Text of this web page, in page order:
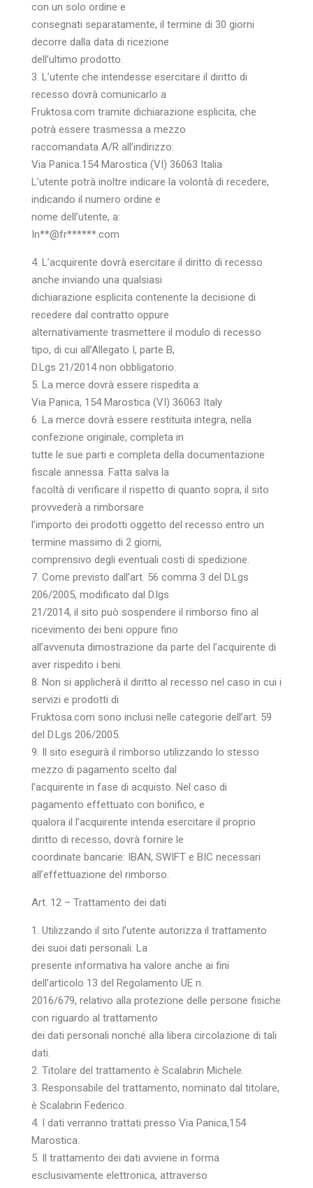
con un solo ordine e
consegnati separatamente, il termine di 30 giorni
decorre dalla data di ricezione
dell’ultimo prodotto.
3. L’utente che intendesse esercitare il diritto di
recesso dovrà comunicarlo a
Fruktosa.com tramite dichiarazione esplicita, che
potrà essere trasmessa a mezzo
raccomandata A/R all’indirizzo:
Via Panica.154 Marostica (VI) 36063 Italia
L’utente potrà inoltre indicare la volontà di recedere,
indicando il numero ordine e
nome dell’utente, a:
In**@fr******.com
4. L’acquirente dovrà esercitare il diritto di recesso
anche inviando una qualsiasi
dichiarazione esplicita contenente la decisione di
recedere dal contratto oppure
alternativamente trasmettere il modulo di recesso
tipo, di cui all’Allegato I, parte B,
D.Lgs 21/2014 non obbligatorio.
5. La merce dovrà essere rispedita a:
Via Panica, 154 Marostica (VI) 36063 Italy
6. La merce dovrà essere restituita integra, nella
confezione originale, completa in
tutte le sue parti e completa della documentazione
fiscale annessa. Fatta salva la
facoltà di verificare il rispetto di quanto sopra, il sito
provvederà a rimborsare
l’importo dei prodotti oggetto del recesso entro un
termine massimo di 2 giorni,
comprensivo degli eventuali costi di spedizione.
7. Come previsto dall’art. 56 comma 3 del D.Lgs
206/2005, modificato dal D.lgs
21/2014, il sito può sospendere il rimborso fino al
ricevimento dei beni oppure fino
all’avvenuta dimostrazione da parte del l’acquirente di
aver rispedito i beni.
8. Non si applicherà il diritto al recesso nel caso in cui i
servizi e prodotti di
Fruktosa.com sono inclusi nelle categorie dell’art. 59
del D.Lgs 206/2005.
9. Il sito eseguirà il rimborso utilizzando lo stesso
mezzo di pagamento scelto dal
l’acquirente in fase di acquisto. Nel caso di
pagamento effettuato con bonifico, e
qualora il l’acquirente intenda esercitare il proprio
diritto di recesso, dovrà fornire le
coordinate bancarie: IBAN, SWIFT e BIC necessari
all’effettuazione del rimborso.
Art. 12 – Trattamento dei dati
1. Utilizzando il sito l’utente autorizza il trattamento
dei suoi dati personali. La
presente informativa ha valore anche ai fini
dell’articolo 13 del Regolamento UE n.
2016/679, relativo alla protezione delle persone fisiche
con riguardo al trattamento
dei dati personali nonché alla libera circolazione di tali
dati.
2. Titolare del trattamento è Scalabrin Michele.
3. Responsabile del trattamento, nominato dal titolare,
è Scalabrin Federico.
4. I dati verranno trattati presso Via Panica,154
Marostica.
5. Il trattamento dei dati avviene in forma
esclusivamente elettronica, attraverso